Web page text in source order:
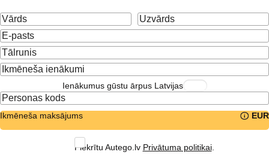
Ienākumus gūstu ārpus Latvijas
Ikmēneša maksājums EUR
Piekrītu Autego.lv Privātuma politikai.